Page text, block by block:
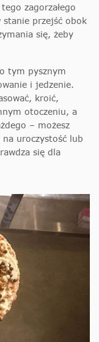
zagorzałego
przejść obok
się, żeby
tym pysznym
i jedzenie.
kroić,
otoczeniu, a
– możesz
uroczystość lub
się dla